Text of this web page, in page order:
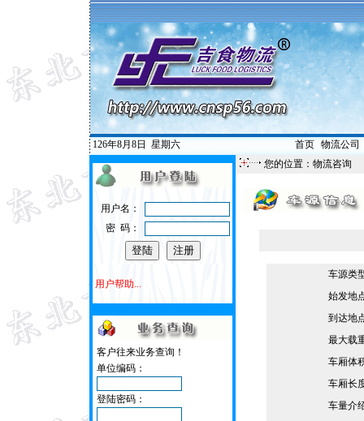
126年8月8日 星期六 首页| 物流公司
用户名：
密 码：
用户帮助...
客户往来业务查询！
单位编码：
登陆密码：
您的位置：物流咨询
车源类
始发地
到达地
最大载
车厢体
车厢长
车量介